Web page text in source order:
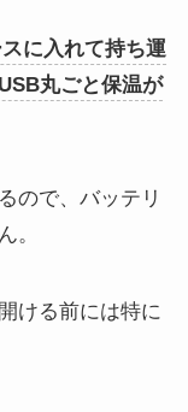
に入れて持ち運
丸ごと保温が
ので、バッテリ
。
ける前には特に